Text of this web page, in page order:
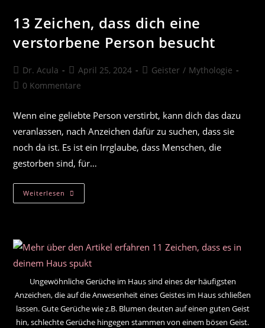
13 Zeichen, dass dich eine
verstorbene Person besucht
Beitrags-
Autor:
Dr. Acula
Beitrag
veröffentlicht:
April 25, 2024
Beitrags-
Geister / Mythologie
Beitrags-
0 Kommentare
Wenn eine geliebte Person verstirbt, kann dich das dazu
veranlassen, nach Anzeichen dafür zu suchen, dass sie
noch da ist. Es ist ein Irrglaube, dass Menschen, die
gestorben sind, für…
Weiterlesen 13
Zeichen,
Person
Besucht
Ungewöhnliche Gerüche im Haus sind eines der häufigsten
Anzeichen, die auf die Anwesenheit eines Geistes im Haus schließen
lassen. Gute Gerüche wie z.B. Blumen deuten auf einen guten Geist
hin, schlechte Gerüche hingegen stammen von einem bösen Geist.